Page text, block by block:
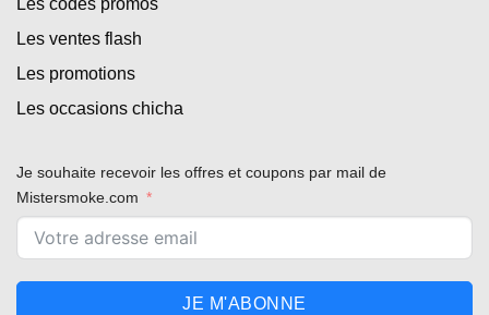
Les codes promos
Les ventes flash
Les promotions
Les occasions chicha
Je souhaite recevoir les offres et coupons par mail de
Mistersmoke.com
JE M'ABONNE